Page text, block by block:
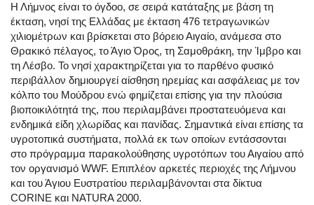
Η Λήμνος είναι το όγδοο, σε σειρά κατάταξης με βάση τη
έκταση, νησί της Ελλάδας με έκταση 476 τετραγωνικών
χιλιομέτρων και βρίσκεται στο βόρειο Αιγαίο, ανάμεσα στο
Θρακικό πέλαγος, το Άγιο Όρος, τη Σαμοθράκη, την Ίμβρο και
τη Λέσβο. Το νησί χαρακτηρίζεται για το παρθένο φυσικό
περιβάλλον δημιουργεί αίσθηση ηρεμίας και ασφάλειας με τον
κόλπο του Μούδρου ενώ φημίζεται επίσης για την πλούσια
βιοποικιλότητά της, που περιλαμβάνει προστατευόμενα και
ενδημικά είδη χλωρίδας και πανίδας. Σημαντικά είναι επίσης τα
υγροτοπικά συστήματα, πολλά εκ των οποίων εντάσσονται
στο πρόγραμμα παρακολούθησης υγροτόπων του Αιγαίου από
τον οργανισμό WWF. Επιπλέον αρκετές περιοχές της Λήμνου
και του Άγιου Ευστρατίου περιλαμβάνονται στα δίκτυα
CORINE και NATURA 2000.